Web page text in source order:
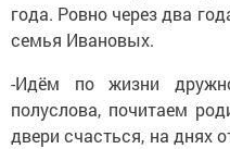
года. Ровно через два
семья Ивановых.
-Идём по жизни
полуслова, почитаем
двери счасться, на днях